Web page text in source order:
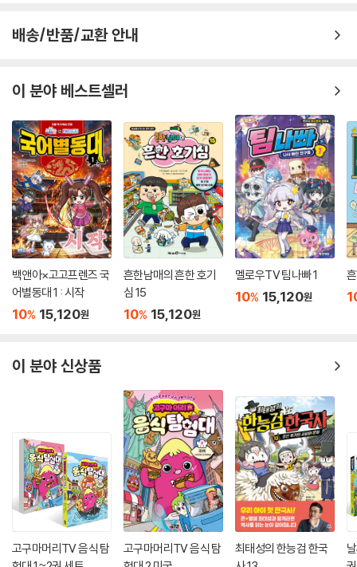
배송/반품/교환 안내
이 분야 베스트셀러
백앤아×고고프렌즈 국
어별동대 1 : 시작
10% 15,120원
흔한남매의 흔한 호기
심 15
10% 15,120원
멜로우TV 팀나빠 1
10% 15,120원
이 분야 신상품
고구마머리TV 음식 탐
고구마머리TV 음식 탐
최태성의 한능검 한국